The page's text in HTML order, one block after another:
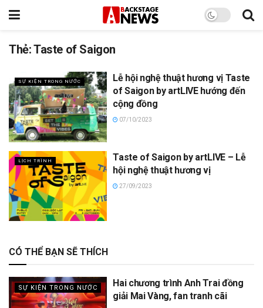
Thẻ:Taste of Saigon
SỰ KIỆN TRONG NƯỚC
Lễ hội nghệ thuật hương vị Taste
of Saigon by artLIVE hướng đến
cộng đồng
07/10/2023
LỊCH TRÌNH
Taste of Saigon by artLIVE – Lễ
hội nghệ thuật hương vị
27/09/2023
CÓ THỂ BẠN SẼ THÍCH
SỰ KIỆN TRONG NƯỚC
Hai chương trình Anh Trai đồng
giải Mai Vàng, fan tranh cãi